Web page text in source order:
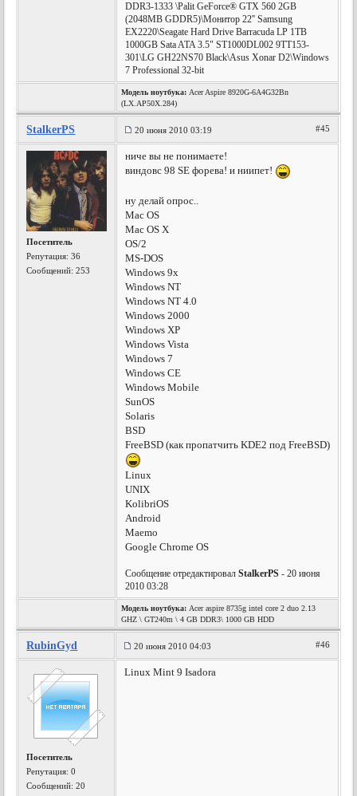
DDR3-1333 \Palit GeForce® GTX 560 2GB
(2048MB GDDR5)\Монитор 22'' Samsung
EX2220\Seagate Hard Drive Barracuda LP 1TB
1000GB Sata ATA 3.5" ST1000DL002 9TT153-
301\LG GH22NS70 Black\Asus Xonar D2\Windows
7 Professional 32-bit
Модель ноутбука: Acer Aspire 8920G-6A4G32Bn
(LX.AP50X.284)
StalkerPS 20 июня 2010 03:19 #45
Посетитель
Репутация:36
Сообщений: 253
ниче вы не понимаете!
виндовс 98 SE форева! и ниипет!
ну делай опрос..
Mac OS
Mac OS X
OS/2
MS-DOS
Windows 9x
Windows NT
Windows NT 4.0
Windows 2000
Windows XP
Windows Vista
Windows 7
Windows CE
Windows Mobile
SunOS
Solaris
BSD
FreeBSD (как пропатчить KDE2 под FreeBSD)
Linux
UNIX
KolibriOS
Android
Maemo
Google Chrome OS
Сообщение отредактировалStalkerPS - 20 июня
2010 03:28
Модель ноутбука: Acer aspire 8735g intel core 2 duo 2.13
GHZ \ GT240m \ 4 GB DDR3\ 1000 GB HDD
RubinGyd 20 июня 2010 04:03 #46
Посетитель
Репутация:0
Сообщений: 20
Linux Mint 9 Isadora